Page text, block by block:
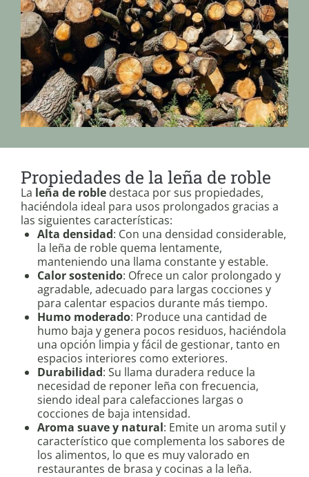
Propiedades de la leña de roble
La leña de roble destaca por sus propiedades,
haciéndola ideal para usos prolongados gracias a
las siguientes características:
Alta densidad: Con una densidad considerable,
la leña de roble quema lentamente,
manteniendo una llama constante y estable.
Calor sostenido: Ofrece un calor prolongado y
agradable, adecuado para largas cocciones y
para calentar espacios durante más tiempo.
Humo moderado: Produce una cantidad de
humo baja y genera pocos residuos, haciéndola
una opción limpia y fácil de gestionar, tanto en
espacios interiores como exteriores.
Durabilidad: Su llama duradera reduce la
necesidad de reponer leña con frecuencia,
siendo ideal para calefacciones largas o
cocciones de baja intensidad.
Aroma suave y natural: Emite un aroma sutil y
característico que complementa los sabores de
los alimentos, lo que es muy valorado en
restaurantes de brasa y cocinas a la leña.